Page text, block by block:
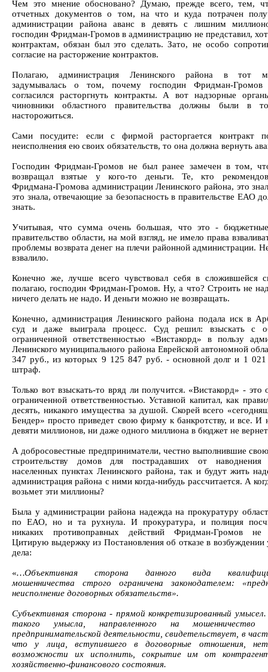
Чем это мнение обосновано? Думаю, прежде всего, тем,
отчетных документов о том, на что и куда потрачен
администрации района аванс в девять с лишним
господин Фридман-Громов в администрацию не представил,
контрактам, обязан был это сделать. Зато, не особо
согласие на расторжение контрактов.
Полагаю, администрация Ленинского района в тот
задумывалась о том, почему господин Фридман-Громов
согласился расторгнуть контракты. А вот надзорные
чиновники областного правительства должны были в
насторожиться.
Сами посудите: если с фирмой расторгается контракт
неисполнения ею своих обязательств, то она должна вернуть
Господин Фридман-Громов не был ранее замечен в том,
возвращал взятые у кого-то деньги. Те, кто
Фридмана-Громова администрации Ленинского района, это
это знала, отвечающие за безопасность в правительстве ЕАО
знать.
Учитывая, что сумма очень большая, что это - бюджетные
правительство области, на мой взгляд, не имело права
проблемы возврата денег на плечи районной администрации.
взвалило.
Конечно же, лучше всего чувствовал себя в сложившейся
полагаю, господин Фридман-Громов. Ну, а что? Строить не
ничего делать не надо. И деньги можно не возвращать.
Конечно, администрация Ленинского района подала иск в
суд и даже выиграла процесс. Суд решил: взыскать с
ограниченной ответственностью «Вистакорд» в пользу
Ленинского муниципального района Еврейской автономной
347 руб., из которых 9 125 847 руб. - основной долг и 1
штраф.
Только вот взыскать-то вряд ли получится. «Вистакорд» - это
ограниченной ответственностью. Уставной капитал, как
десять, никакого имущества за душой. Скорей всего
Бендер» просто приведет свою фирму к банкротству, и все. И
девяти миллионов, ни даже одного миллиона в бюджет не
А добросовестные предприниматели, честно выполнившие
строительству домов для пострадавших от
населенных пунктах Ленинского района, так и будут жить
администрация района с ними когда-нибудь рассчитается. А
возьмет эти миллионы?
Была у администрации района надежда на прокуратуру
по ЕАО, но и та рухнула. И прокуратура, и полиция
никаких противоправных действий Фридман-Громов не
Цитирую выдержку из Постановления об отказе в возбуждении
дела:
«…Объективная сторона данного вида
мошенничества строго ограничена законодателем:
неисполнение договорных обязательств».
Субъективная сторона - прямой конкретизированный
такого умысла, направленного на
предпринимательской деятельности, свидетельствует, в
что у лица, вступившего в договорные отношения, нет
возможности их исполнить, сокрытие им от
хозяйственно-финансового состояния.